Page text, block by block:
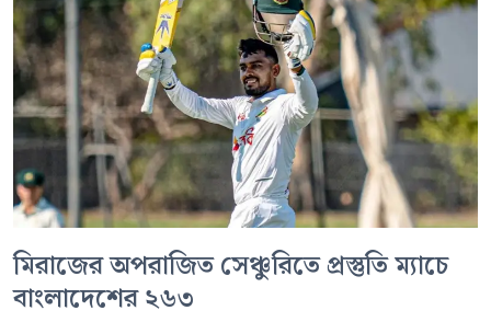
মিরাজের অপরাজিত সেঞ্চুরিতে প্রস্তুতি ম্যাচে
বাংলাদেশের ২৬৩